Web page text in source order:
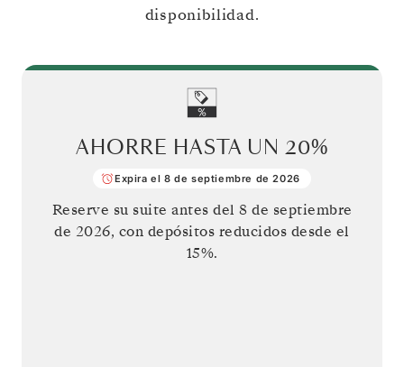
disponibilidad.
AHORRE HASTA UN 20%
Expira el 8 de septiembre de 2026
Reserve su suite antes del 8 de septiembre
de 2026, con depósitos reducidos desde el
15%.